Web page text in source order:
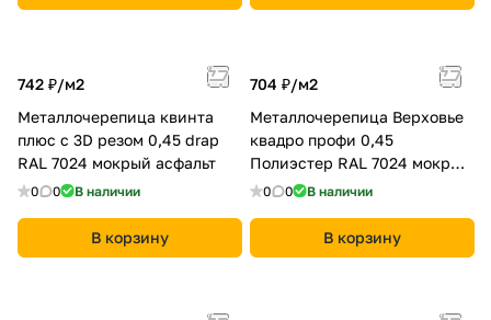
742 ₽/м2
Металлочерепица квинта
плюс c 3D резом 0,45 drap
RAL 7024 мокрый асфальт
0 0 В наличии
В корзину
704 ₽/м2
Металлочерепица Верховье
квадро профи 0,45
Полиэстер RAL 7024 мокрый
асфальт
0 0 В наличии
В корзину